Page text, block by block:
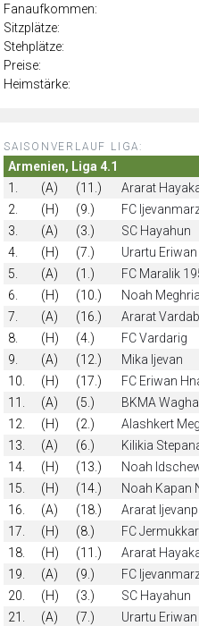
Fanaufkommen:
Sitzplätze:
Stehplätze:
Preise:
Heimstärke:
SAISONVERLAUF LIGA:
Armenien, Liga 4.1
1.
(A) (11.) Ararat
2.
(H) (9.) FC
3.
(A) (3.) SC Hayahun
4.
(H) (7.) Urartu Eriwan
5.
(A) (1.) FC Maralik
6.
(H) (10.) Noah
7.
(A) (16.) Ararat
8.
(H) (4.) FC Vardarig
9.
(A) (12.) Mika Ijevan
10.
(H) (17.) FC Eriwan
11.
(A) (5.) BKMA
12.
(H) (2.) Alashkert
13.
(A) (6.) Kilikia
14.
(H) (13.) Noah
15.
(H) (14.) Noah Kapan
16.
(A) (18.) Ararat
17.
(H) (8.) FC Jermukkar
18.
(H) (11.) Ararat
19.
(A) (9.) FC
20.
(H) (3.) SC Hayahun
21.
(A) (7.) Urartu Eriwan